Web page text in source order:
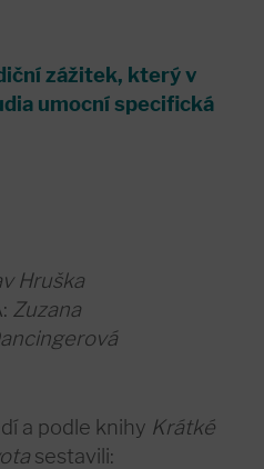
zážitek, který v
umocní specifická
Hruška
Zuzana
a podle knihy Krátké
sestavili: